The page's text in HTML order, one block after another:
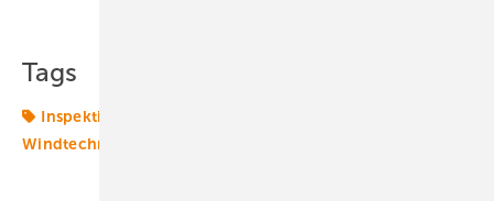
Tags
Inspektion
Windtechnik